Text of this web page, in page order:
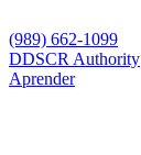
(989) 662-1099
DDSCR Authority
Aprender